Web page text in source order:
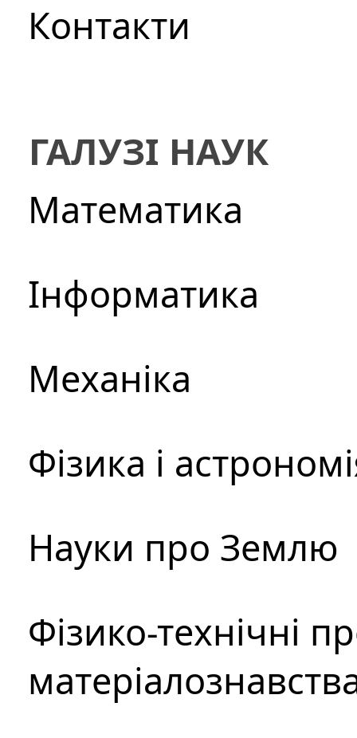
Контакти
ГАЛУЗІ НАУК
Математика
Інформатика
Механіка
Фізика і
Науки про Землю
Фізико-технічні